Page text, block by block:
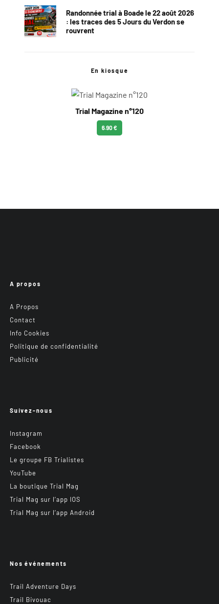
Randonnée trial à Boade le 22 août 2026
: les traces des 5 Jours du Verdon se
rouvrent
En kiosque
Trial Magazine n°120
6.90 €
A propos
A Propos
Contact
Info Cookies
Politique de confidentialité
Publicité
Suivez-nous
Instagram
Facebook
Le groupe FB Trialistes
YouTube
La boutique Trial Mag
Trial Mag sur l’app IOS
Trial Mag sur l’app Android
Nos événements
Trail Adventure Days
Trail Bivouac